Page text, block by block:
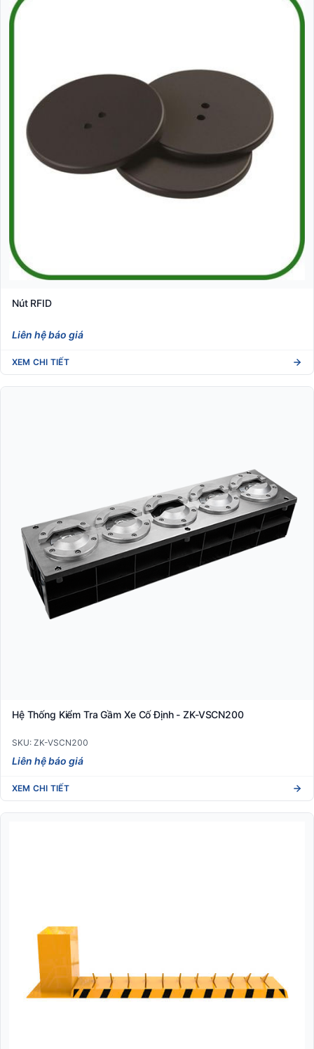
Nút RFID
Liên hệ báo giá
XEM CHI TIẾT
Hệ Thống Kiểm Tra Gầm Xe Cố Định - ZK-VSCN200
SKU: ZK-VSCN200
Liên hệ báo giá
XEM CHI TIẾT